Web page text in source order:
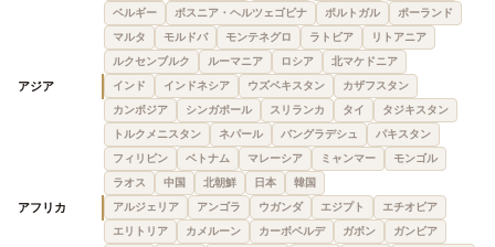
ベルギー
ボスニア・ヘルツェゴビナ ポルトガル
ポーランド
マルタ
モルドバ モンテネグロ ラトビア
リトアニア
ルクセンブルク
ルーマニア ロシア 北マケドニア
アジア インド インドネシア ウズベキスタン
カザフスタン
カンボジア
シンガポール スリランカ タイ
タジキスタン
トルクメニスタン
ネパール バングラデシュ
パキスタン
フィリピン
ベトナム マレーシア ミャンマー
モンゴル
ラオス
中国 北朝鮮 日本 韓国
アフリカ アルジェリア アンゴラ ウガンダ エジプト
エチオピア
エリトリア
カメルーン カーボベルデ ガボン
ガンビア